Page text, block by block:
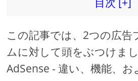
この記事では、2つの広告
ムに対して頭をぶつけま
AdSense - 違い、機能、お